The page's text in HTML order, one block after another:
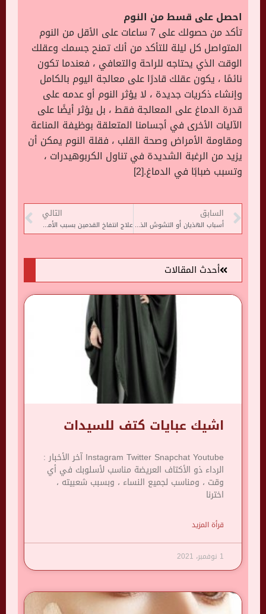
احصل على قسط من النوم
تأكد من حصولك على 7 ساعات على الأقل من النوم
المتواصل كل ليلة للتأكد من أنك تمنح جسمك وعقلك
الوقت الذي يحتاجه للراحة والتعافي ، فعندما تكون
نائمًا ، يكون عقلك قادرًا على معالجة اليوم بالكامل
وإنشاء ذكريات جديدة ، لا يؤثر النوم أو عدمه على
قدرة الدماغ على المعالجة فقط ، بل يؤثر أيضًا على
الآليات الأخرى في أجسامنا المتعلقة بوظيفة المناعة
ومقاومة الأمراض وصحة القلب ، فقلة النوم يمكن أن
يزيد من الرغبة الشديدة في تناول الكربوهيدرات ،
وتسبب ضبابًا في الدماغ.[2]
السابق
أسباب الهذيان أو التشوش الذهني
التالي
علاج انتفاخ القدمين بسبب الأملاح
أحدث المقالات
اشيك عبايات كتف للسيدات
Instagram Twitter Snapchat Youtube آخر الأخبار :
الرداء ذو ​​الأكتاف العريضة مناسب لأسلوبك في أي
وقت ، ومناسب لجميع النساء ، وبسبب شعبيته ،
اخترنا
قرأة المزيد
1 نوفمبر، 2021